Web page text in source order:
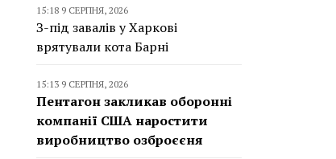
15:18 9 СЕРПНЯ, 2026
З-під завалів у Харкові
врятували кота Барні
15:13 9 СЕРПНЯ, 2026
Пентагон закликав оборонні
компанії США наростити
виробництво озброєєня